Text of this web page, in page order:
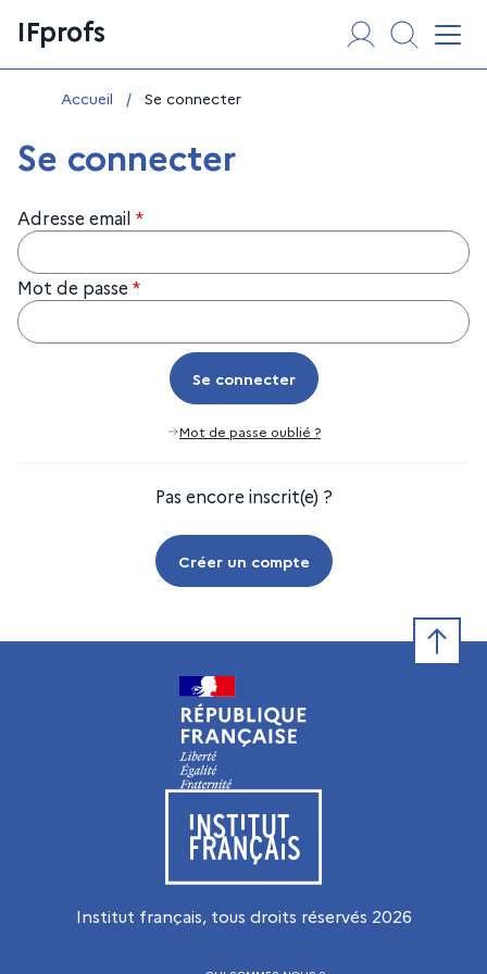
au
contenu
IFprofs
Vous êtes ici :
Accueil / Se connecter
Se connecter
Adresse email *
Mot de passe *
Se connecter
Se connecter
Mot de passe oublié ?
Pas encore inscrit(e) ?
Créer un compte
Visiter le site de l’Institut français
Institut français, tous droits réservés 2026